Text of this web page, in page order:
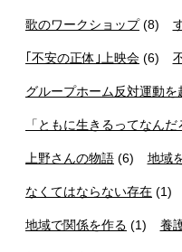
歌のワークショップ(8)
｢不安の正体｣上映会 (6)
グループホーム反対運動を
「ともに生きるってなん
上野さんの物語 (6) 地域
なくてはならない存在 (1)
地域で関係を作る (1) 養